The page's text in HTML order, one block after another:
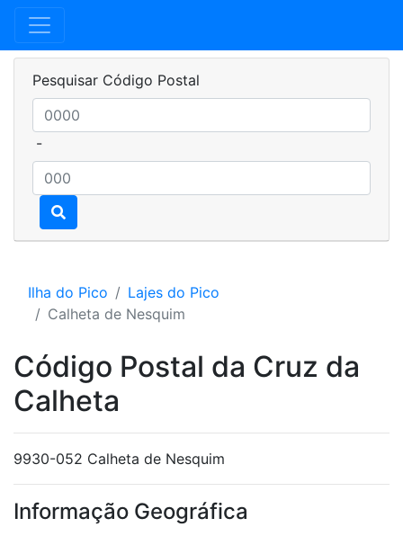
Pesquisar Código Postal
-
Ilha do Pico
Lajes do Pico
Calheta de Nesquim
Código Postal da Cruz da
Calheta
9930-052 Calheta de Nesquim
Informação Geográfica